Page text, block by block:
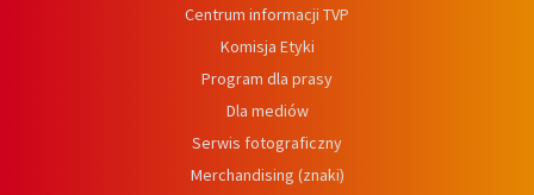
Centrum informacji TVP
Komisja Etyki
Program dla prasy
Dla mediów
Serwis fotograficzny
Merchandising (znaki)